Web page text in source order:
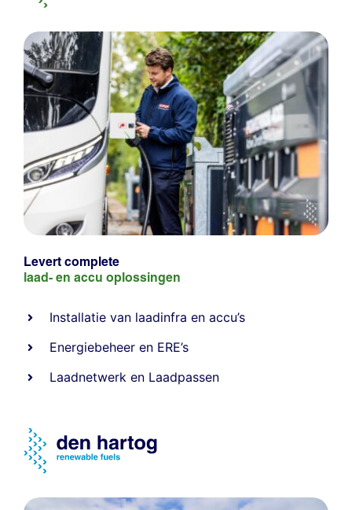
Levert complete
laad- en accu oplossingen
Installatie van laadinfra en accu’s
Energiebeheer en ERE’s
Laadnetwerk en Laadpassen